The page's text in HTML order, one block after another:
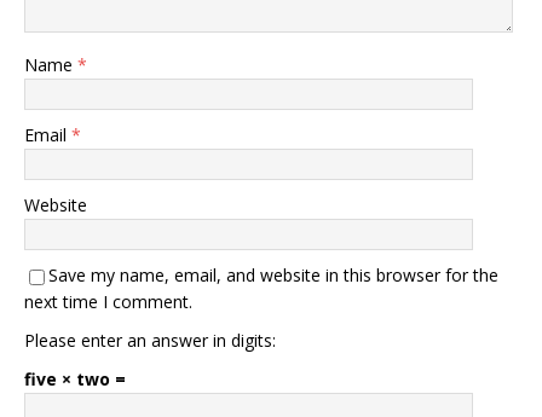
Name *
Email *
Website
Save my name, email, and website in this browser for the
next time I comment.
Please enter an answer in digits:
five × two =